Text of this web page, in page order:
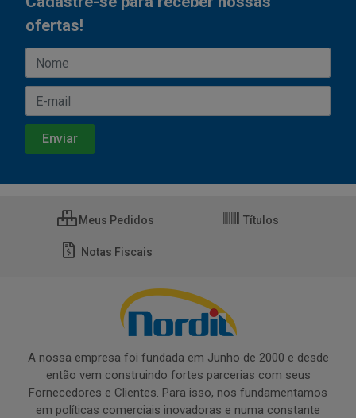
ofertas!
Meus Pedidos Títulos
Notas Fiscais
A nossa empresa foi fundada em Junho de 2000 e desde
então vem construindo fortes parcerias com seus
Fornecedores e Clientes. Para isso, nos fundamentamos
em políticas comerciais inovadoras e numa constante